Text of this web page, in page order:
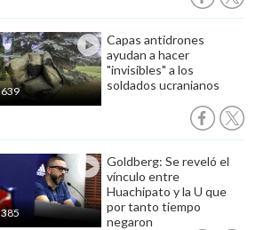
639
Capas antidrones
ayudan a hacer
"invisibles" a los
soldados ucranianos
385
Goldberg: Se reveló el
vínculo entre
Huachipato y la U que
por tanto tiempo
negaron